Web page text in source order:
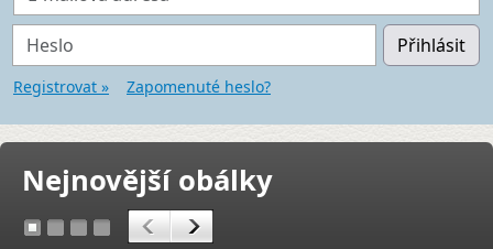
Heslo Přihlásit
Registrovat » Zapomenuté heslo?
Nejnovější obálky
1 2 3 4 < >